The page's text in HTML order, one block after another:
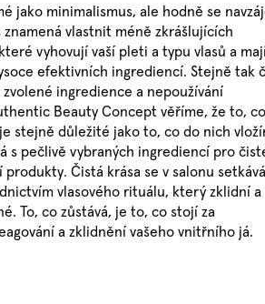
jako minimalismus, ale hodně se
vlastnit méně zkrášlujících
vyhovují vaší pleti a typu vlasů a
efektivních ingrediencí. Stejně tak
ingredience a nepoužívání
Beauty Concept věříme, že to,
stejně důležité jako to, co do nich
s pečlivě vybraných ingrediencí pro
Čistá krása se v salonu
vlasového rituálu, který zklidní a
To, co zůstává, je to, co stojí za
a zklidnění vašeho vnitřního já.